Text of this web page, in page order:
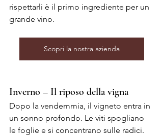
rispettarli è il primo ingrediente per un
grande vino.
Scopri la nostra azienda
Inverno – Il riposo della vigna
Dopo la vendemmia, il vigneto entra in
un sonno profondo. Le viti spogliano
le foglie e si concentrano sulle radici.